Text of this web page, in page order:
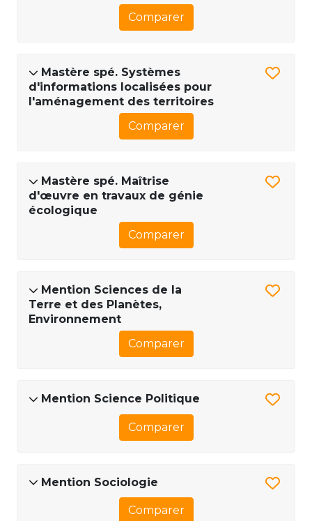
Comparer
Mastère spé. Systèmes
d'informations localisées pour
l'aménagement des territoires
Comparer
Mastère spé. Maîtrise
d'œuvre en travaux de génie
écologique
Comparer
Mention Sciences de la
Terre et des Planètes,
Environnement
Comparer
Mention Science Politique
Comparer
Mention Sociologie
Comparer